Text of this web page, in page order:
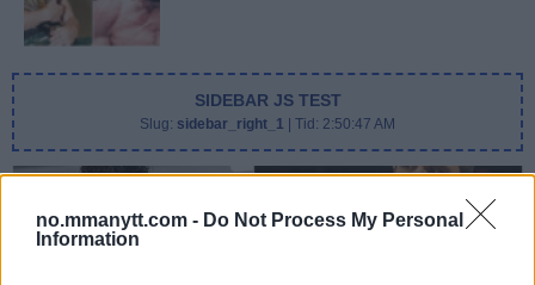
no.mmanytt.com - Do Not Process My Personal
Information
SIDEBAR JS TEST
Slug: sidebar_right_1 | Tid: 2:50:47 AM